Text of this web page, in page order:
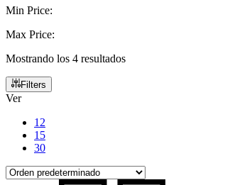
Min Price:
Max Price:
Mostrando los 4 resultados
Filters
Ver
12
15
30